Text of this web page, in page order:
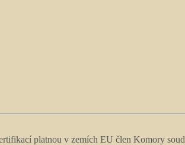
platnou v zemích EU člen Komory